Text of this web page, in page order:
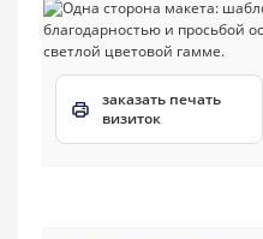
заказать печать
визиток